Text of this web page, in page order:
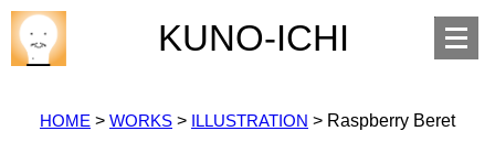
KUNO-ICHI
Open
menu
HOME > WORKS > ILLUSTRATION > Raspberry Beret